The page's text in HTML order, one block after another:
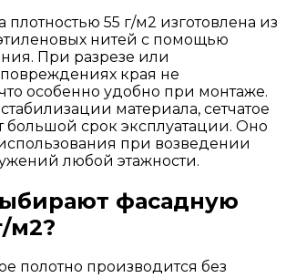
плотностью 55 г/м2 изготовлена из
нитей с помощью
. При разрезе или
повреждениях края не
особенно удобно при монтаже.
стабилизации материала, сетчатое
большой срок эксплуатации. Оно
при возведении
любой этажности.
фасадную
м2?
полотно производится без